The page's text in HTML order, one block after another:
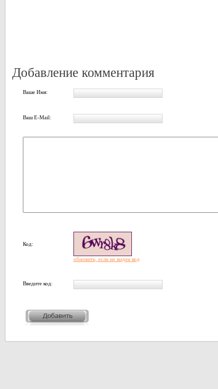
Добавление комментария
Ваше Имя:
Ваш E-Mail:
Код:
обновить, если не виден код
Введите код: